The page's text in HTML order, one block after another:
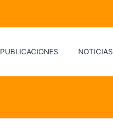
PUBLICACIONES NOTICIAS